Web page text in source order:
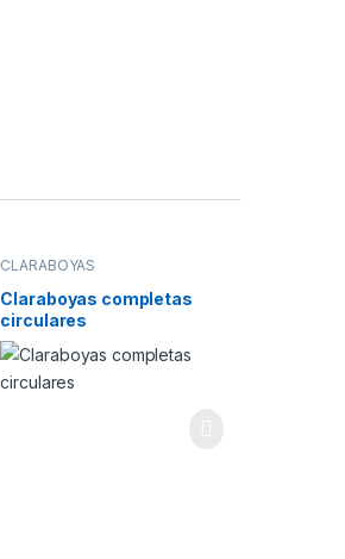
CLARABOYAS
Claraboyas completas
circulares